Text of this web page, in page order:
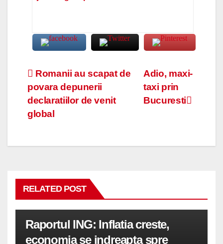
Navigare
în
articole
Adio, maxi-
taxi prin
Bucuresti
Romanii au scapat de
povara depunerii
declaratiilor de venit
global
RELATED POST
Raportul ING: Inflatia creste,
economia se indreapta spre